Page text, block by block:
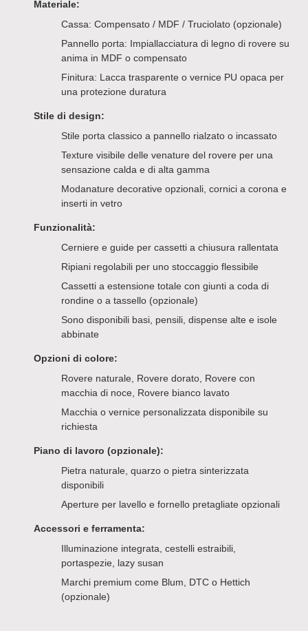
Materiale:
Cassa: Compensato / MDF / Truciolato (opzionale)
Pannello porta: Impiallacciatura di legno di rovere su
anima in MDF o compensato
Finitura: Lacca trasparente o vernice PU opaca per
una protezione duratura
Stile di design:
Stile porta classico a pannello rialzato o incassato
Texture visibile delle venature del rovere per una
sensazione calda e di alta gamma
Modanature decorative opzionali, cornici a corona e
inserti in vetro
Funzionalità:
Cerniere e guide per cassetti a chiusura rallentata
Ripiani regolabili per uno stoccaggio flessibile
Cassetti a estensione totale con giunti a coda di
rondine o a tassello (opzionale)
Sono disponibili basi, pensili, dispense alte e isole
abbinate
Opzioni di colore:
Rovere naturale, Rovere dorato, Rovere con
macchia di noce, Rovere bianco lavato
Macchia o vernice personalizzata disponibile su
richiesta
Piano di lavoro (opzionale):
Pietra naturale, quarzo o pietra sinterizzata
disponibili
Aperture per lavello e fornello pretagliate opzionali
Accessori e ferramenta:
Illuminazione integrata, cestelli estraibili,
portaspezie, lazy susan
Marchi premium come Blum, DTC o Hettich
(opzionale)